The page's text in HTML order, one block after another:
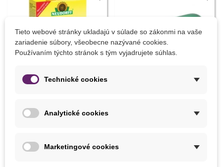
Pridať do košíka
8,07 € 12,48 €
Tieto webové stránky ukladajú v súlade so zákonmi na vaše
zariadenie súbory, všeobecne nazývané cookies.
Používaním týchto stránok s tým vyjadrujete súhlas.
Technické cookies
Analytické cookies
Marketingové cookies